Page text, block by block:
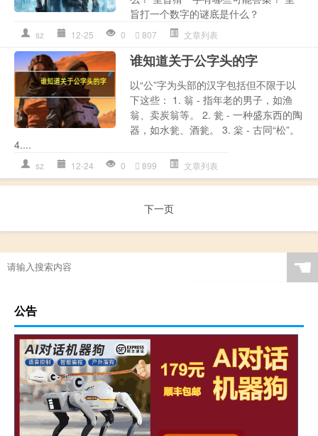
旨打一个数字的谜底是什么？
sz 12-25 0 807 文章列表
谁知道关于公字头的字
以“公”字为头部的汉字包括但不限于以
下这些： 1. 翁 - 指年老的男子，如渔
翁、卖炭翁等。 2. 瓮 - 一种盛东西的陶
器，如水瓮、酒瓮。 3. 枀 - 古同“松”。
4....
sz 12-24 0 899 文章列表
下一页
☚
公告